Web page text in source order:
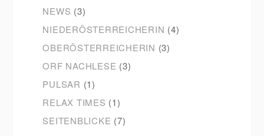
NEWS (3)
NIEDERÖSTERREICHERIN (4)
OBERÖSTERREICHERIN (3)
ORF NACHLESE (3)
PULSAR (1)
RELAX TIMES (1)
SEITENBLICKE (7)